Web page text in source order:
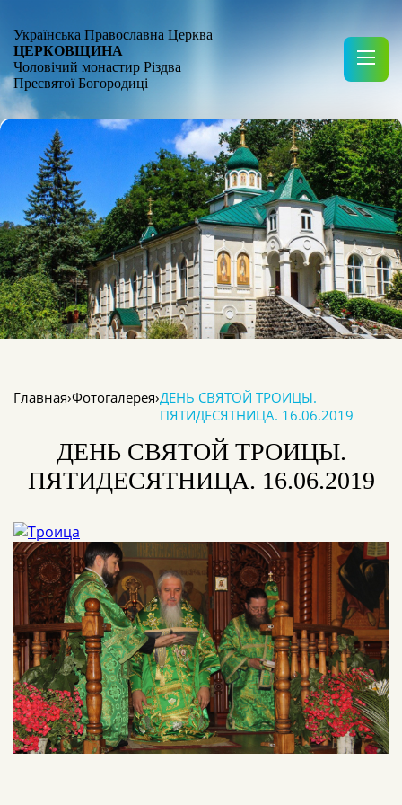
Українська Православна Церква
ЦЕРКОВЩИНА
Чоловічий монастир Різдва
Пресвятої Богородиці
Главная›Фотогалерея›ДЕНЬ СВЯТОЙ ТРОИЦЫ.
ПЯТИДЕСЯТНИЦА. 16.06.2019
ДЕНЬ СВЯТОЙ ТРОИЦЫ.
ПЯТИДЕСЯТНИЦА. 16.06.2019